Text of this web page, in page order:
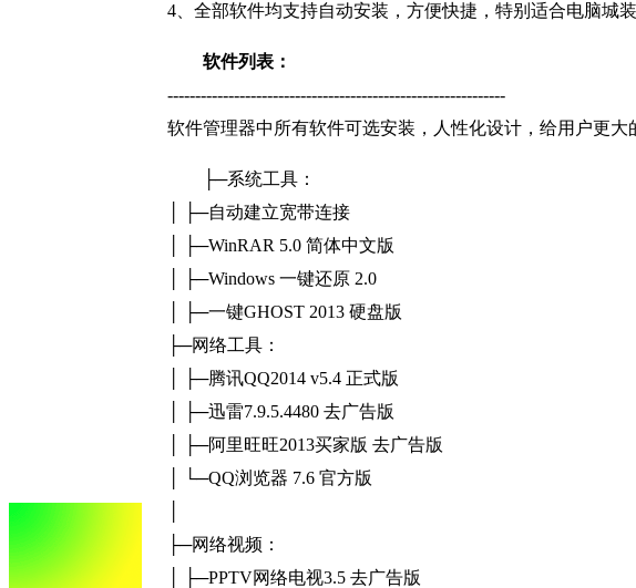
4、全部软件均支持自动安装，方便快捷，特别适合电脑城
软件列表：
-------------------------------------------------------------
软件管理器中所有软件可选安装，人性化设计，给用户更大
├─系统工具：
│ ├─自动建立宽带连接
│ ├─WinRAR 5.0 简体中文版
│ ├─Windows 一键还原 2.0
│ ├─一键GHOST 2013 硬盘版
├─网络工具：
│ ├─腾讯QQ2014 v5.4 正式版
│ ├─迅雷7.9.5.4480 去广告版
│ ├─阿里旺旺2013买家版 去广告版
│ └─QQ浏览器 7.6 官方版
├─网络视频：
│ ├─PPTV网络电视3.5 去广告版